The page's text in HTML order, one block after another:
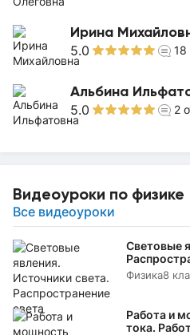
Ирина
5.0 18
Альбина
5.0 2
Видеоуроки по физике
Все видеоуроки
Световые
Физика8
Работа и
тока.